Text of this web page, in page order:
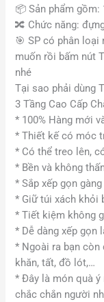
📦 Sản phẩm
🔀 Chức năng:
🎯 SP có phân loại
muốn rồi bấm nút
nhé
Tại sao phải dùng
3 Tầng Cao Cấp
* 100% Hàng mới
* Thiết kế có móc
* Có thể treo lên,
* Bền và không
* Sắp xếp gọn
* Giữ túi xách khỏi
* Tiết kiệm không
* Dễ dàng xếp gọn
* Ngoài ra bạn còn
khăn, tất, đồ lót,…
* Đây là món quà ý
chắc chắn người